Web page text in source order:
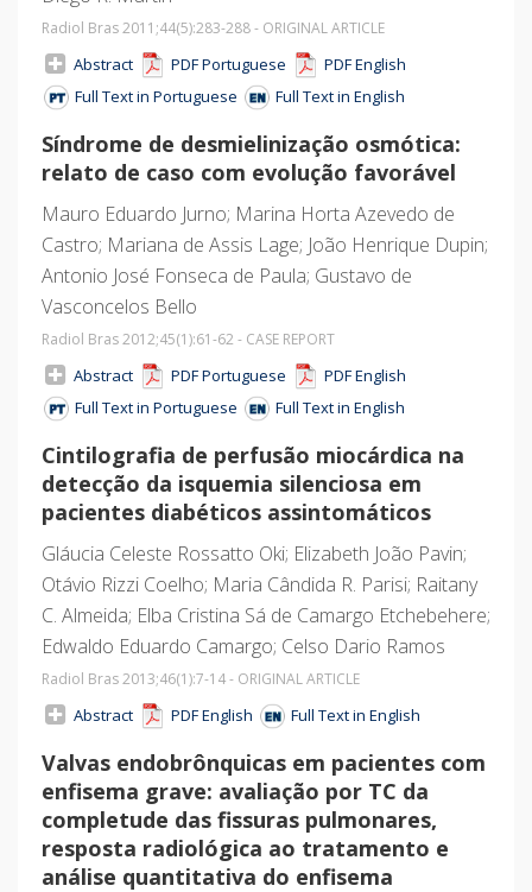
Radiol Bras 2011;44(5):283-288 - ORIGINAL ARTICLE
Abstract PDF Portuguese
PDF English
Full Text in Portuguese
Full Text in English
Síndrome de desmielinização osmótica:
relato de caso com evolução favorável
Mauro Eduardo Jurno; Marina Horta Azevedo de
Castro; Mariana de Assis Lage; João Henrique Dupin;
Antonio José Fonseca de Paula; Gustavo de
Vasconcelos Bello
Radiol Bras 2012;45(1):61-62 - CASE REPORT
Abstract PDF Portuguese
PDF English
Full Text in Portuguese
Full Text in English
Cintilografia de perfusão miocárdica na
detecção da isquemia silenciosa em
pacientes diabéticos assintomáticos
Gláucia Celeste Rossatto Oki; Elizabeth João Pavin;
Otávio Rizzi Coelho; Maria Cândida R. Parisi; Raitany
C. Almeida; Elba Cristina Sá de Camargo Etchebehere;
Edwaldo Eduardo Camargo; Celso Dario Ramos
Radiol Bras 2013;46(1):7-14 - ORIGINAL ARTICLE
Abstract PDF English Full Text in English
Valvas endobrônquicas em pacientes com
enfisema grave: avaliação por TC da
completude das fissuras pulmonares,
resposta radiológica ao tratamento e
análise quantitativa do enfisema